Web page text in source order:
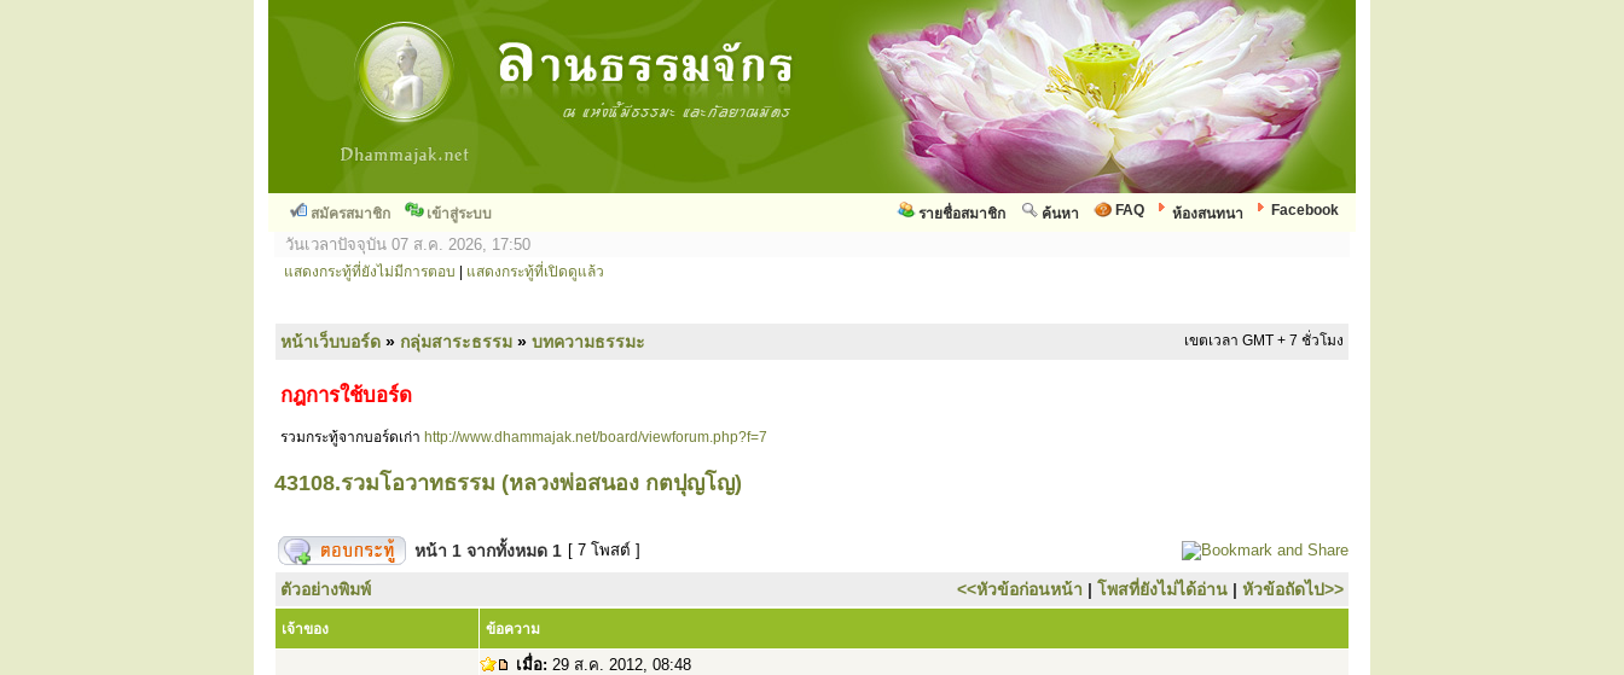
สมัครสมาชิก เข้าสู่ระบบ Facebook
ห้องสนทนา
FAQ
ค้นหา
รายชื่อสมาชิก
วันเวลาปัจจุบัน 07 ส.ค. 2026, 17:50
แสดงกระทู้ที่ยังไม่มีการตอบ แสดงกระทู้ที่เปิดดูแล้ว
หน้าเว็บบอร์ด » กลุ่มสาระธรรม » บทความธรรมะ เขตเวลา GMT + 7 ชั่วโมง
กฎการใช้บอร์ด
รวมกระทู้จากบอร์ดเก่า http://www.dhammajak.net/board/viewforum.php?f=7
43108.รวมโอวาทธรรม (หลวงพ่อสนอง กตปุญโญ)
หน้า 1 จากทั้งหมด 1 [ 7 โพสต์ ]
ตัวอย่างพิมพ์ <<หัวข้อก่อนหน้า | โพสที่ยังไม่ได้อ่าน | หัวข้อถัดไป>>
เจ้าของ ข้อความ
เมื่อ: 29 ส.ค. 2012, 08:48